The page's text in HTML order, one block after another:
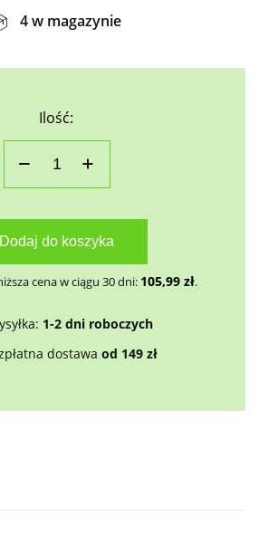
4 w magazynie
Ilość:
Dodaj do koszyka
cena w ciągu 30 dni: 105,99 zł.
1-2 dni roboczych
dostawa od 149 zł